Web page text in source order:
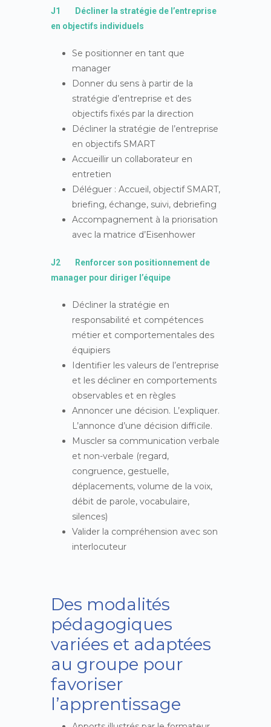
J1 Décliner la stratégie de l’entreprise
en objectifs individuels
Se positionner en tant que
manager
Donner du sens à partir de la
stratégie d’entreprise et des
objectifs fixés par la direction
Décliner la stratégie de l’entreprise
en objectifs SMART
Accueillir un collaborateur en
entretien
Déléguer : Accueil, objectif SMART,
briefing, échange, suivi, debriefing
Accompagnement à la priorisation
avec la matrice d’Eisenhower
J2 Renforcer son positionnement de
manager pour diriger l’équipe
Décliner la stratégie en
responsabilité et compétences
métier et comportementales des
équipiers
Identifier les valeurs de l’entreprise
et les décliner en comportements
observables et en règles
Annoncer une décision. L’expliquer.
L’annonce d’une décision difficile.
Muscler sa communication verbale
et non-verbale (regard,
congruence, gestuelle,
déplacements, volume de la voix,
débit de parole, vocabulaire,
silences)
Valider la compréhension avec son
interlocuteur
Des modalités
pédagogiques
variées et adaptées
au groupe pour
favoriser
l’apprentissage